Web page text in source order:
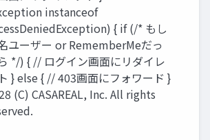
instanceof
{ if (/* もし
ユーザー or RememberMeだっ
*/) { // ログイン画⾯にリダイレ
} else { // 403画⾯にフォワード }
(C) CASAREAL, Inc. All rights